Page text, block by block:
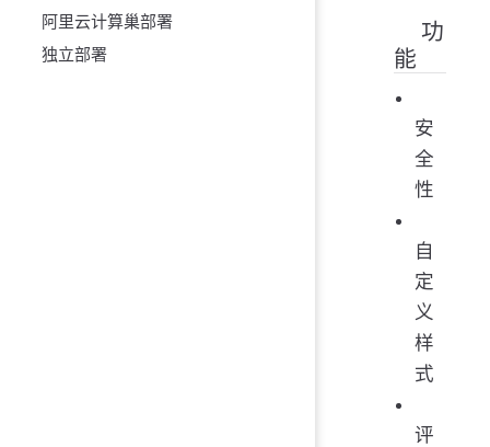
阿里云计算巢部署
独立部署
功
能
安
全
性
自
定
义
样
式
评